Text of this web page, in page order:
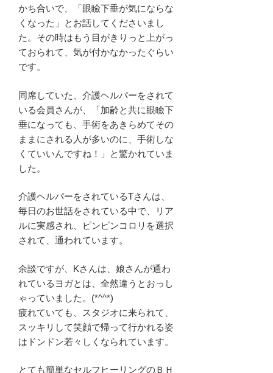
かち合いで、「眼瞼下垂が気にならな
くなった」とお話してくださいまし
た。その時はもう目がきりっと上がっ
ておられて、気が付かなかったぐらい
です。
同席していた、介護ヘルパーをされて
いる会員さんが、「加齢と共に眼瞼下
垂になっても、手術をあきらめてその
ままにされる人が多いのに、手術しな
くていいんですね！」と驚かれていま
した。
介護ヘルパーをされているTさんは、
毎日のお世話をされている中で、リア
ルに実感され、ピンピンコロリを選択
されて、通われています。
余談ですが、Kさんは、娘さんが通わ
れているヨガとは、全然違うとおっし
ゃっていました。(*^^*)
疲れていても、スタジオに来られて、
スッキリして笑顔で帰って行かれる姿
はドンドン若々しくなられています。
とても簡単なセルフヒーリングのＢＨ